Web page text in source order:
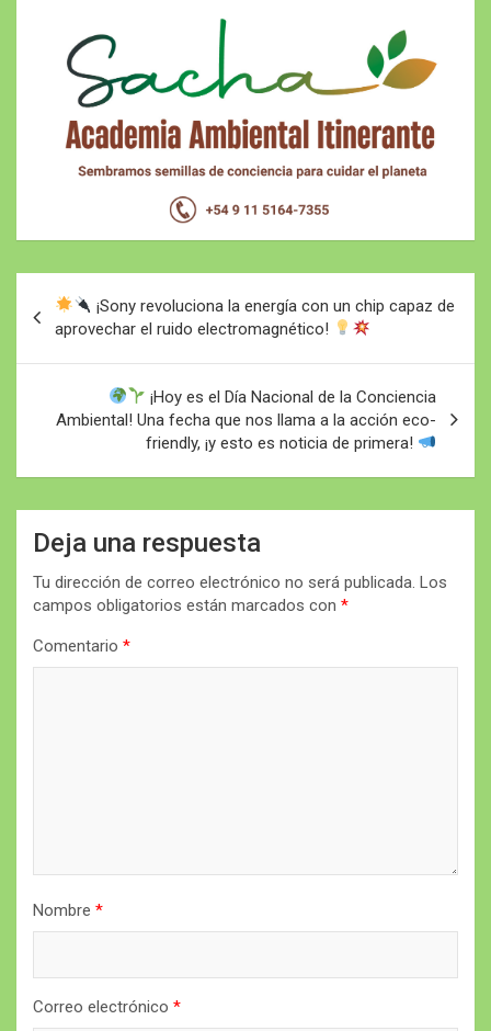
Navegación
de
entradas
¡Sony revoluciona la energía con un chip capaz de
aprovechar el ruido electromagnético!
¡Hoy es el Día Nacional de la Conciencia
Ambiental! Una fecha que nos llama a la acción eco-
friendly, ¡y esto es noticia de primera!
Deja una respuesta
Tu dirección de correo electrónico no será publicada. Los
campos obligatorios están marcados con *
Comentario *
Nombre *
Correo electrónico *